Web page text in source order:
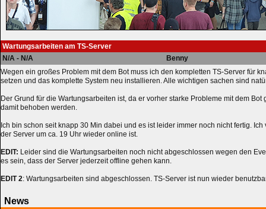
Wartungsarbeiten am TS-Server
N/A - N/A
Benny
Wegen ein großes Problem mit dem Bot muss ich den kompletten TS-Server für
setzen und das komplette System neu installieren. Alle wichtigen sachen sind
Der Grund für die Wartungsarbeiten ist, da er vorher starke Probleme mit dem
damit behoben werden.
Ich bin schon seit knapp 30 Min dabei und es ist leider immer noch nicht fertig.
der Server um ca. 19 Uhr wieder online ist.
EDIT: Leider sind die Wartungsarbeiten noch nicht abgeschlossen wegen den
es sein, dass der Server jederzeit offline gehen kann.
EDIT 2: Wartungsarbeiten sind abgeschlossen. TS-Server ist nun wieder
News